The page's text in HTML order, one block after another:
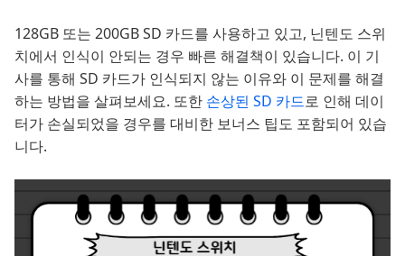
128GB 또는 200GB SD 카드를 사용하고 있고, 닌텐도 스위
치에서 인식이 안되는 경우 빠른 해결책이 있습니다. 이 기
사를 통해 SD 카드가 인식되지 않는 이유와 이 문제를 해결
하는 방법을 살펴보세요. 또한 손상된 SD 카드로 인해 데이
터가 손실되었을 경우를 대비한 보너스 팁도 포함되어 있습
니다.